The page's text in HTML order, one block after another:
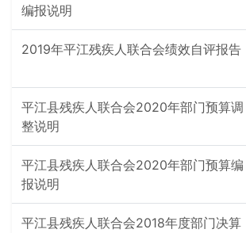
编报说明
2019年平江残疾人联合会绩效自评报告
平江县残疾人联合会2020年部门预算调
整说明
平江县残疾人联合会2020年部门预算编
报说明
平江县残疾人联合会2018年度部门决算